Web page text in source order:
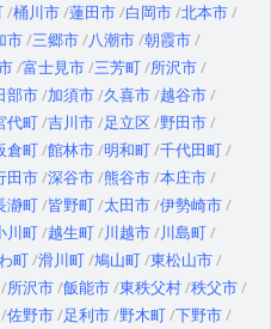
桶川市 蓮田市 白岡市 北本市
市 三郷市 八潮市 朝霞市
富士見市 三芳町 所沢市
部市 加須市 久喜市 越谷市
代町 吉川市 足立区 野田市
倉町 館林市 明和町 千代田町
田市 深谷市 熊谷市 本庄市
瀞町 皆野町 太田市 伊勢崎市
川町 越生町 川越市 川島町
町 滑川町 鳩山町 東松山市
所沢市 飯能市 東秩父村 秩父市
佐野市 足利市 野木町 下野市